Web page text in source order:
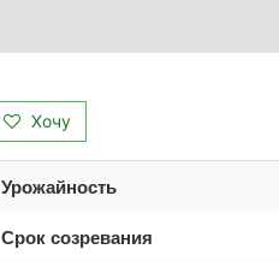
Хочу
Урожайность
Срок созревания